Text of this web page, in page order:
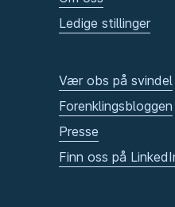
Ledige stillinger
Vær obs på svindel
Forenklingsbloggen
Presse
Finn oss på